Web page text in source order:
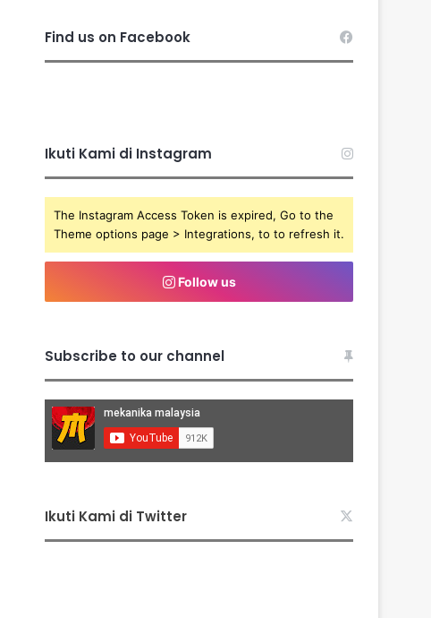
Find us on Facebook
Ikuti Kami di Instagram
The Instagram Access Token is expired, Go to the
Theme options page > Integrations, to to refresh it.
Follow us
Subscribe to our channel
Ikuti Kami di Twitter